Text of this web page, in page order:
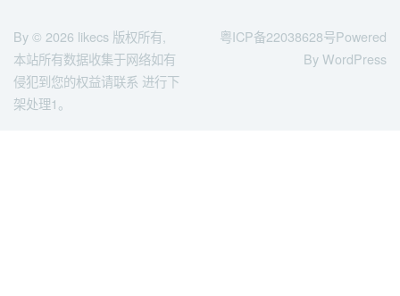
By © 2026 likecs 版权所有,
本站所有数据收集于网络如有
侵犯到您的权益请联系 进行下
架处理1。
粤ICP备22038628号Powered
By WordPress